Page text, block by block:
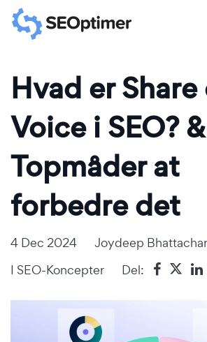
Hvad er
Voice i SEO? &
Topmåder at
forbedre det
4 Dec 2024
Joydeep
I SEO-Koncepter Del: